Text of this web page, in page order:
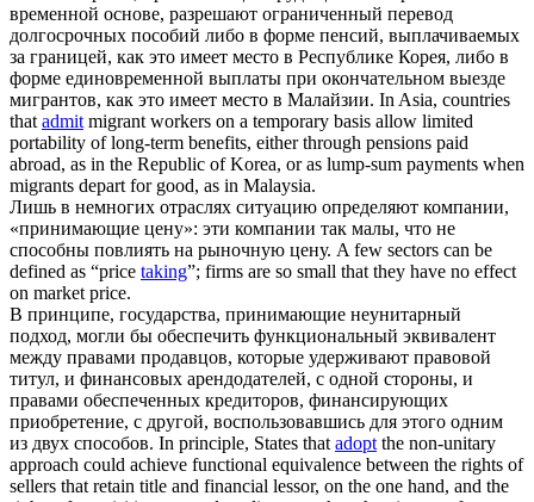
временной основе, разрешают ограниченный перевод
долгосрочных пособий либо в форме пенсий, выплачиваемых
за границей, как это имеет место в Республике Корея, либо в
форме единовременной выплаты при окончательном выезде
мигрантов, как это имеет место в Малайзии. In Asia, countries
thatadmitmigrant workers on a temporary basis allow limited
portability of long-term benefits, either through pensions paid
abroad, as in the Republic of Korea, or as lump-sum payments when
migrants depart for good, as in Malaysia.
Лишь в немногих отраслях ситуацию определяют компании,
«принимающие цену»: эти компании так малы, что не
способны повлиять на рыночную цену. A few sectors can be
defined as “price taking”; firms are so small that they have no effect
on market price.
В принципе, государства, принимающие неунитарный
подход, могли бы обеспечить функциональный эквивалент
между правами продавцов, которые удерживают правовой
титул, и финансовых арендодателей, с одной стороны, и
правами обеспеченных кредиторов, финансирующих
приобретение, с другой, воспользовавшись для этого одним
из двух способов. In principle, States thatadoptthe non-unitary
approach could achieve functional equivalence between the rights of
sellers that retain title and financial lessor, on the one hand, and the